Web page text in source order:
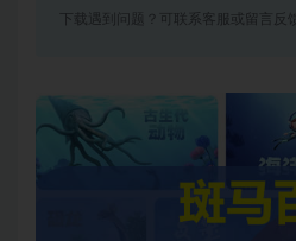
下载遇到问题？可联系客服或留言反馈